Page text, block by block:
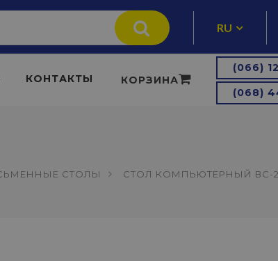
RU
КОНТАКТЫ
(066)
(068)
КОРЗИНА
СТОЛЫ СТОЛ КОМПЬЮТЕРНЫЙ ВС-